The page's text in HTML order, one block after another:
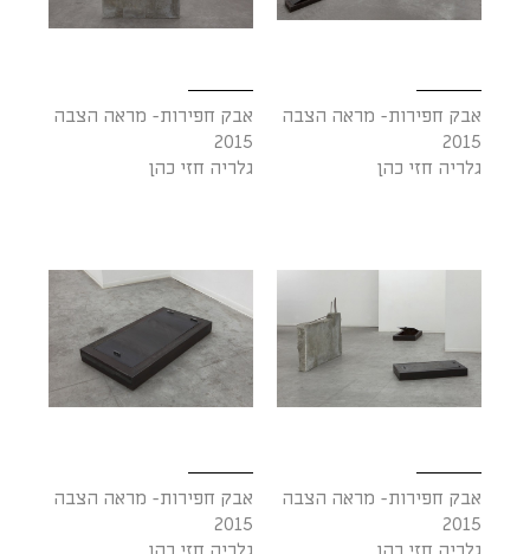
אבק חפירות- מראה הצבה
2015
גלריה חזי כהן
אבק חפירות- מראה הצבה
2015
גלריה חזי כהן
אבק חפירות- מראה הצבה
2015
אבק חפירות- מראה הצבה
2015